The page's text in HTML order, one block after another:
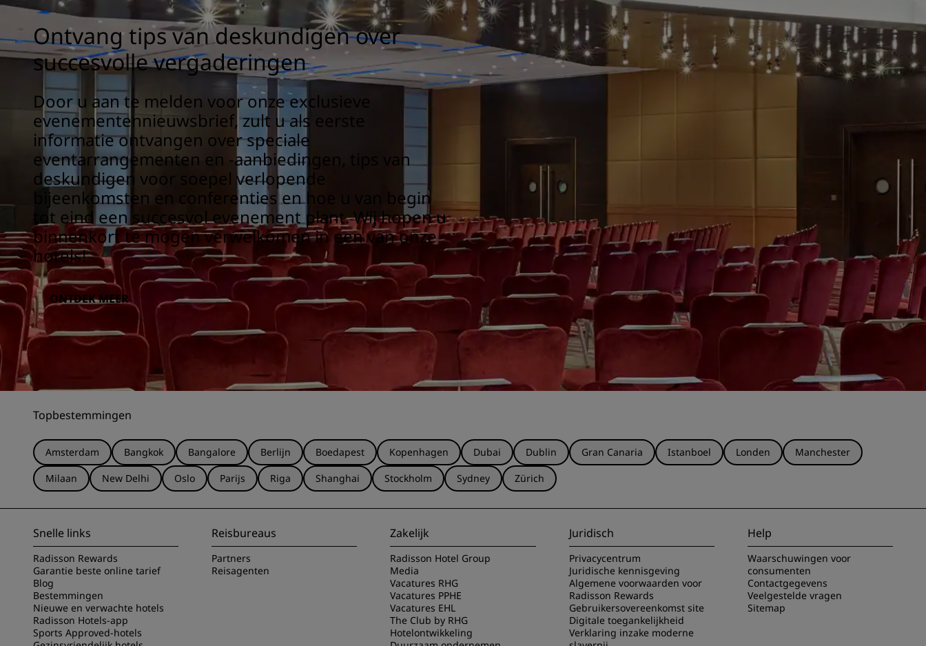
Ontvang tips van deskundigen over
succesvolle vergaderingen
Door u aan te melden voor onze exclusieve
evenementennieuwsbrief, zult u als eerste
informatie ontvangen over speciale
eventarrangementen en -aanbiedingen, tips van
deskundigen voor soepel verlopende
bijeenkomsten en conferenties en hoe u van begin
tot eind een succesvol evenement plant. Wij hopen u
binnenkort te mogen verwelkomen in een van onze
hotels!
ONTDEK MEER
Topbestemmingen
Amsterdam Bangkok Bangalore Berlijn Boedapest Kopenhagen Dubai Dublin Gran Canaria Istanboel Londen
Manchester
Milaan
New Delhi Oslo Parijs Riga Shanghai Stockholm Sydney Zürich
Snelle links
Radisson Rewards
Garantie beste online tarief
Blog
Bestemmingen
Nieuwe en verwachte hotels
Radisson Hotels-app
Sports Approved-hotels
Reisbureaus
Partners
Reisagenten
Zakelijk
Radisson Hotel Group
Media
Vacatures RHG
Vacatures PPHE
Vacatures EHL
The Club by RHG
Hotelontwikkeling
Juridisch
Privacycentrum
Juridische kennisgeving
Algemene voorwaarden voor
Radisson Rewards
Gebruikersovereenkomst site
Digitale toegankelijkheid
Verklaring inzake moderne
Help
Waarschuwingen voor
consumenten
Contactgegevens
Veelgestelde vragen
Sitemap